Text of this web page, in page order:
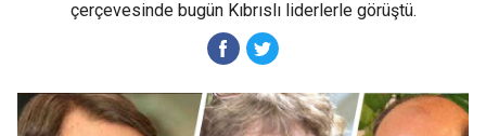
çerçevesinde bugün Kıbrıslı liderlerle görüştü.